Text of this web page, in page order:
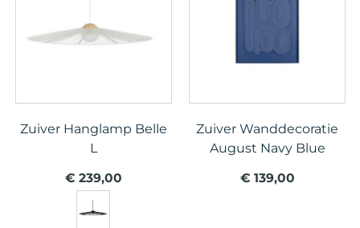
Zuiver Hanglamp Belle
L
€ 239,00
Zuiver Wanddecoratie
August Navy Blue
€ 139,00